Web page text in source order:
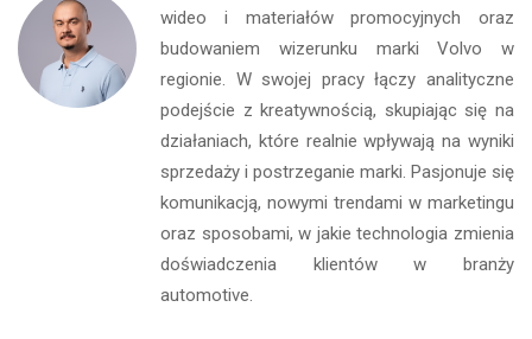
wideo i materiałów promocyjnych oraz
budowaniem wizerunku marki Volvo w
regionie. W swojej pracy łączy analityczne
podejście z kreatywnością, skupiając się na
działaniach, które realnie wpływają na wyniki
sprzedaży i postrzeganie marki. Pasjonuje się
komunikacją, nowymi trendami w marketingu
oraz sposobami, w jakie technologia zmienia
doświadczenia klientów w branży
automotive.